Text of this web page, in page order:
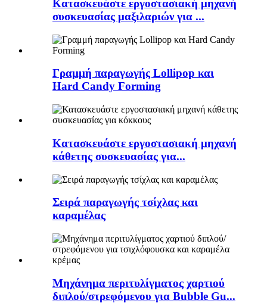
Κατασκευάστε εργοστασιακή μηχανή
συσκευασίας μαξιλαριών για ...
Γραμμή παραγωγής Lollipop και
Hard Candy Forming
Κατασκευάστε εργοστασιακή μηχανή
κάθετης συσκευασίας για...
Σειρά παραγωγής τσίχλας και
καραμέλας
Μηχάνημα περιτυλίγματος χαρτιού
διπλού/στρεφόμενου για Bubble Gu...